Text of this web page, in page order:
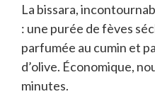
La bissara,
: une purée de fèves
parfumée au cumin et
d’olive. Économique,
minutes.